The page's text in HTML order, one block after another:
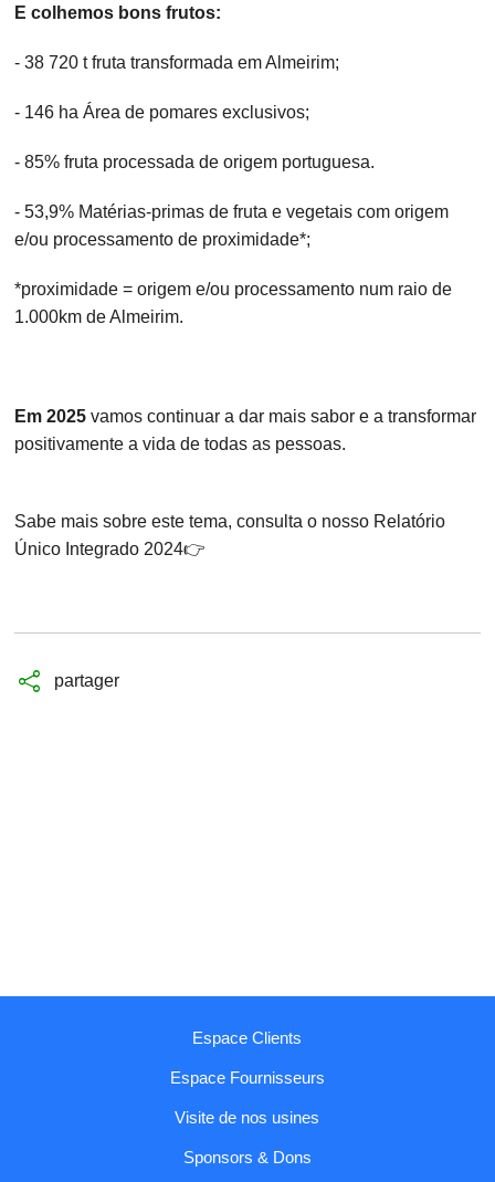
E colhemos bons frutos:
- 38 720 t fruta transformada em Almeirim;
- 146 ha Área de pomares exclusivos;
- 85% fruta processada de origem portuguesa.
- 53,9% Matérias-primas de fruta e vegetais com origem
e/ou processamento de proximidade*;
*proximidade = origem e/ou processamento num raio de
1.000km de Almeirim.
Em 2025vamos continuar a dar mais sabor e a transformar
positivamente a vida de todas as pessoas.
Sabe mais sobre este tema, consulta o nosso Relatório
Único Integrado 2024👉
partager
Espace Clients
Espace Fournisseurs
Visite de nos usines
Sponsors & Dons